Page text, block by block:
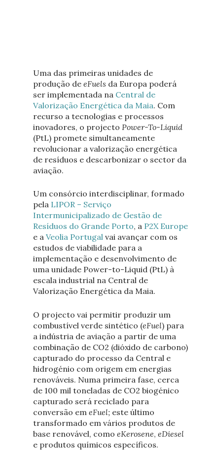
Uma das primeiras unidades de
produção de eFuels da Europa poderá
ser implementada na Central de
Valorização Energética da Maia. Com
recurso a tecnologias e processos
inovadores, o projecto Power-To-Liquid
(PtL) promete simultaneamente
revolucionar a valorização energética
de resíduos e descarbonizar o sector da
aviação.
Um consórcio interdisciplinar, formado
pela LIPOR – Serviço
Intermunicipalizado de Gestão de
Resíduos do Grande Porto, a P2X Europe
e a Veolia Portugalvai avançar com os
estudos de viabilidade para a
implementação e desenvolvimento de
uma unidade Power-to-Liquid (PtL) à
escala industrial na Central de
Valorização Energética da Maia.
O projecto vai permitir produzir um
combustível verde sintético (eFuel) para
a indústria de aviação a partir de uma
combinação de CO2 (dióxido de carbono)
capturado do processo da Central e
hidrogénio com origem em energias
renováveis. Numa primeira fase, cerca
de 100 mil toneladas de CO2 biogénico
capturado será reciclado para
conversão em eFuel; este último
transformado em vários produtos de
base renovável, como eKerosene, eDiesel
e produtos químicos específicos.